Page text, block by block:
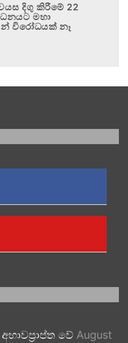
දිගු කිරීමේ 22
මහා
විරෝධයක් නෑ
වේ August